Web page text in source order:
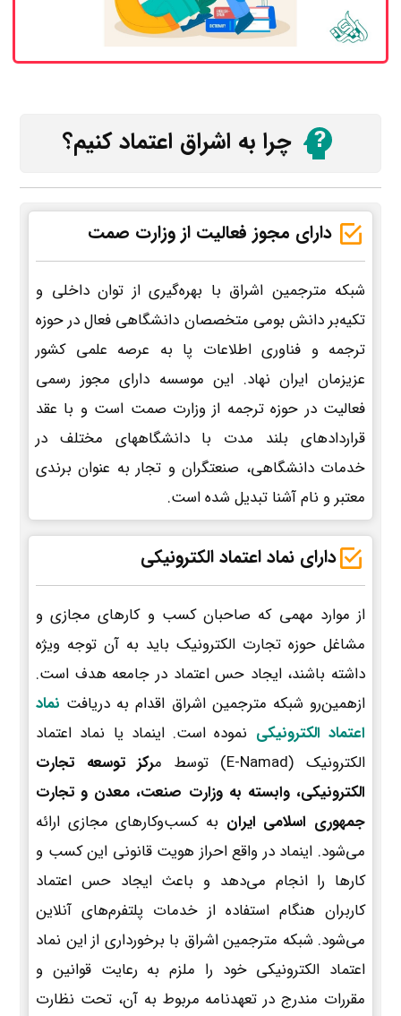
چرا به اشراق اعتماد کنیم؟
دارای مجوز فعالیت از وزارت صمت
شبکه مترجمین اشراق با بهره‌گیری از توان داخلی و
تکیه‌بر دانش بومی متخصصان دانشگاهی فعال در حوزه
ترجمه و فناوری اطلاعات پا به عرصه علمی کشور
عزیزمان ایران نهاد. این موسسه دارای مجوز رسمی
فعالیت در حوزه ترجمه از وزارت صمت است و با عقد
قراردادهای بلند مدت با دانشگاههای مختلف در
خدمات دانشگاهی، صنعتگران و تجار به عنوان برندی
معتبر و نام آشنا تبدیل شده است.
دارای نماد اعتماد الکترونیکی
از موارد مهمی که صاحبان کسب و کارهای مجازی و
مشاغل حوزه تجارت الکترونیک باید به آن توجه ویژه
داشته باشند، ایجاد حس اعتماد در جامعه هدف است.
ازهمین‌رو شبکه مترجمین اشراق اقدام به دریافت نماد
اعتماد الکترونیکی نموده است. اینماد یا نماد اعتماد
الکترونیک (E-Namad) توسط م
رکز توسعه تجارت
الکترونیکی، وابسته به وزارت صنعت، معدن و تجارت
جمهوری اسلامی ایران به کسب‌وکارهای مجازی ارائه
می‌شود. اینماد در واقع احراز هویت قانونی این کسب و
کارها را انجام می‌دهد و باعث ایجاد حس اعتماد
کاربران هنگام استفاده از خدمات پلتفرم‌های آنلاین
می‌شود. شبکه مترجمین اشراق با برخورداری از این نماد
اعتماد الکترونیکی خود را ملزم به رعایت قوانین و
مقررات مندرج در تعهدنامه مربوط به آن، تحت نظارت